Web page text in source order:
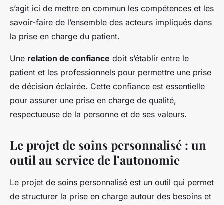
s’agit ici de mettre en commun les compétences et les
savoir-faire de l’ensemble des acteurs impliqués dans
la prise en charge du patient.
Une relation de confiance doit s’établir entre le
patient et les professionnels pour permettre une prise
de décision éclairée. Cette confiance est essentielle
pour assurer une prise en charge de qualité,
respectueuse de la personne et de ses valeurs.
Le projet de soins personnalisé : un
outil au service de l’autonomie
Le projet de soins personnalisé est un outil qui permet
de structurer la prise en charge autour des besoins et